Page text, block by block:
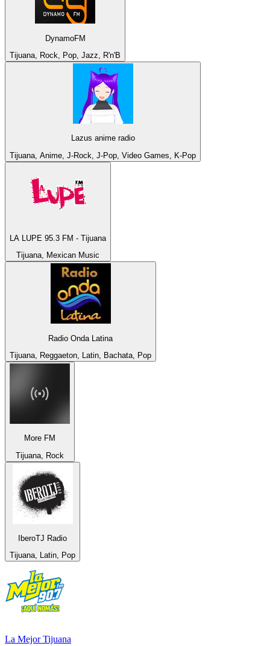
DynamoFM
Tijuana, Rock, Pop, Jazz, R'n'B
Lazus anime radio
Tijuana, Anime, J-Rock, J-Pop, Video Games, K-Pop
LA LUPE 95.3 FM - Tijuana
Tijuana, Mexican Music
Radio Onda Latina
Tijuana, Reggaeton, Latin, Bachata, Pop
More FM
Tijuana, Rock
IberoTJ Radio
Tijuana, Latin, Pop
La Mejor Tijuana